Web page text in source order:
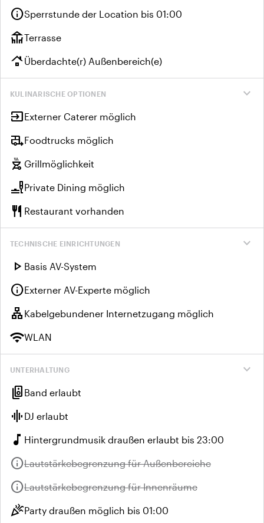
infoSperrstunde der Location bis 01:00
deckTerrasse
roofingÜberdachte(r) Außenbereich(e)
expand_more
KULINARISCHE OPTIONEN
inputExterner Caterer möglich
rv_hookupFoodtrucks möglich
outdoor_grill Grillmöglichkeit
brunch_diningPrivate Dining möglich
restaurant Restaurant vorhanden
expand_more
TECHNISCHE EINRICHTUNGEN
play_arrow Basis AV-System
infoExterner AV-Experte möglich
lan Kabelgebundener Internetzugang möglich
wifiWLAN
expand_more
UNTERHALTUNG
speaker_group Band erlaubt
graphic_eq DJ erlaubt
music_note Hintergrundmusik draußen erlaubt bis 23:00
infoNicht verfügbar:
Lautstärkebegrenzung für Außenbereiche
infoNicht verfügbar:
Lautstärkebegrenzung für Innenräume
celebrationParty draußen möglich bis 01:00